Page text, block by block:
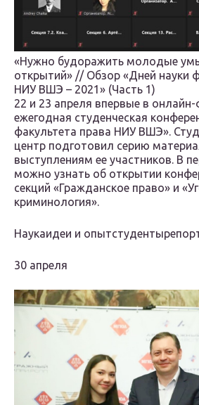
«Нужно будоражить молодые
открытий» // Обзор «Дней науки
НИУ ВШЭ – 2021» (Часть 1)
22 и 23 апреля впервые в
ежегодная студенческая
факультета права НИУ ВШЭ».
центр подготовил серию
выступлениям ее участников. В
можно узнать об открытии
секций «Гражданское право» и
криминология».
Наукаидеи и
30 апреля